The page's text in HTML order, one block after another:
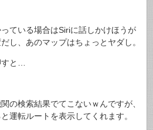
ている場合はSiriに話しかけほうが
し、あのマップはちょっとヤダし。
すと…
の検索結果でてこないｗんですが、
運転ルートを表示してくれます。